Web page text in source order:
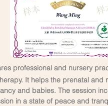
professional and nursery
It helps the prenatal and
and babies. The session
in a state of peace and